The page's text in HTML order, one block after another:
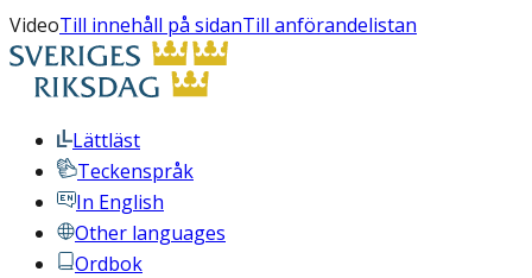
VideoTill innehåll på sidanTill anförandelistan
Lättläst
Teckenspråk
In English
Other languages
Ordbok